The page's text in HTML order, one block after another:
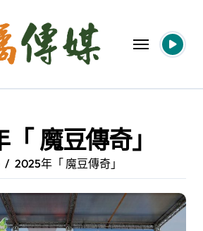
魔豆傳奇」
2025年「 魔豆傳奇」